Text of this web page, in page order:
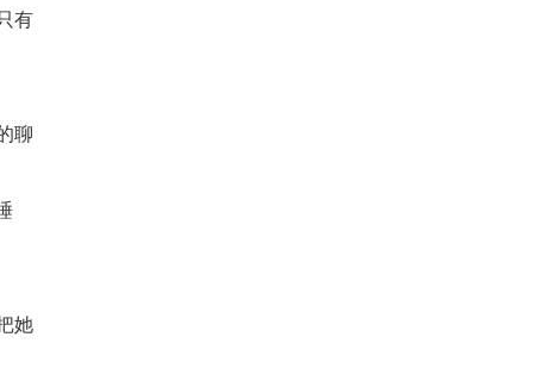
有
聊
她